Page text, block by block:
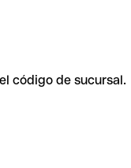
código de sucursal.